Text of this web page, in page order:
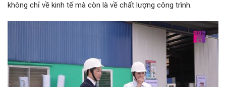
không chỉ về kinh tế mà còn là về chất lượng công trình.